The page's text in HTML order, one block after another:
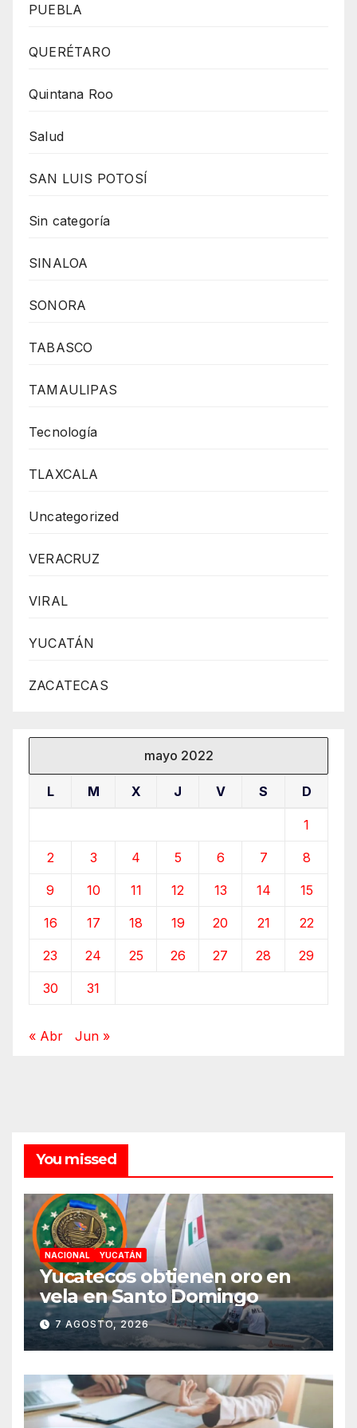
PUEBLA
QUERÉTARO
Quintana Roo
Salud
SAN LUIS POTOSÍ
Sin categoría
SINALOA
SONORA
TABASCO
TAMAULIPAS
Tecnología
TLAXCALA
Uncategorized
VERACRUZ
VIRAL
YUCATÁN
ZACATECAS
mayo 2022
L M X J V S D
1
2 3 4 5 6 7 8
9 10 11 12 13 14 15
16 17 18 19 20 21 22
23 24 25 26 27 28 29
30 31
« Abr Jun »
You missed
NACIONAL YUCATÁN
Yucatecos obtienen oro en
vela en Santo Domingo
7 AGOSTO, 2026